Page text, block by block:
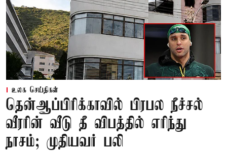
உலக செய்திகள்
தென்ஆப்பிரிக்காவில் பிரபல நீச்சல்
வீரரின் வீடு தீ விபத்தில் எரிந்து
நாசம்; முதியவர் பலி